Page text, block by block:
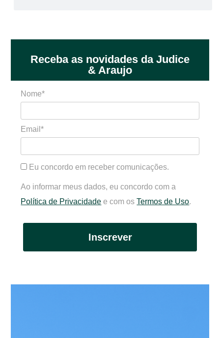
Receba as novidades da Judice
& Araujo
Nome*
Email*
Eu concordo em receber comunicações.
Ao informar meus dados, eu concordo com a
Política de Privacidade e com osTermos de Uso.
Inscrever